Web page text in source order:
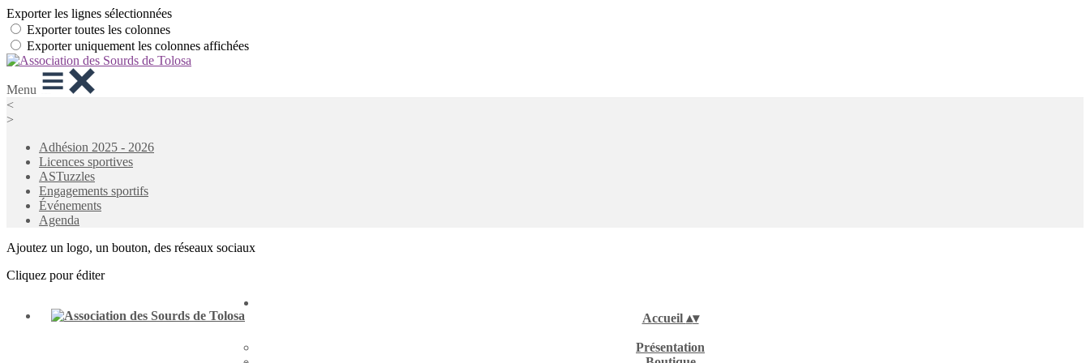
Exporter les lignes sélectionnées
Exporter toutes les colonnes
Exporter uniquement les colonnes affichées
Menu
<
>
Adhésion 2025 - 2026
Licences sportives
ASTuzzles
Engagements sportifs
Événements
Agenda
Ajoutez un logo, un bouton, des réseaux sociaux
Cliquez pour éditer
Accueil ▴▾
Présentation